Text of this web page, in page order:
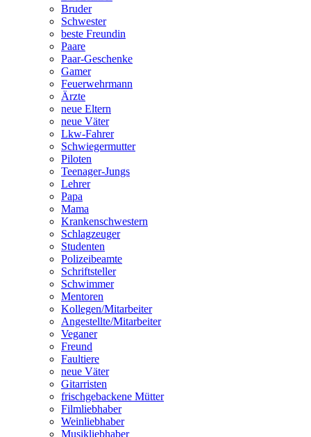
Bruder
Schwester
beste Freundin
Paare
Paar-Geschenke
Gamer
Feuerwehrmann
Ärzte
neue Eltern
neue Väter
Lkw-Fahrer
Schwiegermutter
Piloten
Teenager-Jungs
Lehrer
Papa
Mama
Krankenschwestern
Schlagzeuger
Studenten
Polizeibeamte
Schriftsteller
Schwimmer
Mentoren
Kollegen/Mitarbeiter
Angestellte/Mitarbeiter
Veganer
Freund
Faultiere
neue Väter
Gitarristen
frischgebackene Mütter
Filmliebhaber
Weinliebhaber
Musikliebhaber